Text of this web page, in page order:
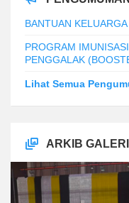
BANTUAN
PROGRAM
PENGGALAK
Lihat Semua
ARKIB GALERI